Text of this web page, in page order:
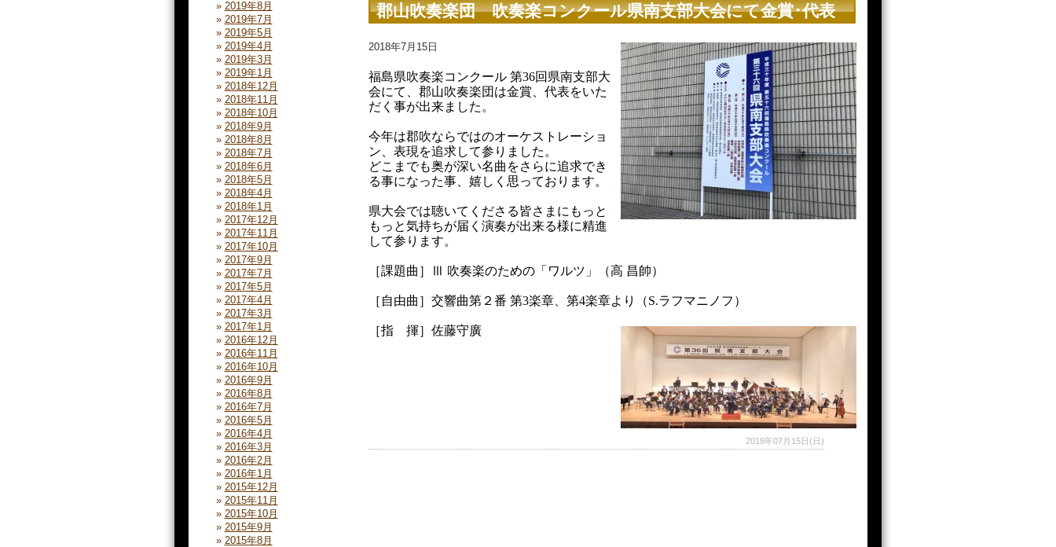
2019年8月
2019年7月
2019年5月
2019年4月
2019年3月
2019年1月
2018年12月
2018年11月
2018年10月
2018年9月
2018年8月
2018年7月
2018年6月
2018年5月
2018年4月
2018年1月
2017年12月
2017年11月
2017年10月
2017年9月
2017年7月
2017年5月
2017年4月
2017年3月
2017年1月
2016年12月
2016年11月
2016年10月
2016年9月
2016年8月
2016年7月
2016年5月
2016年4月
2016年3月
2016年2月
2016年1月
2015年12月
2015年11月
2015年10月
2015年9月
2015年8月
郡山吹奏楽団 吹奏楽コンクール県南支部大会にて金賞･代表
2018年7月15日
福島県吹奏楽コンクール 第36回県南支部大
会にて、郡山吹奏楽団は金賞、代表をいた
だく事が出来ました。
今年は郡吹ならではのオーケストレーショ
ン、表現を追求して参りました。
どこまでも奥が深い名曲をさらに追求でき
る事になった事、嬉しく思っております。
県大会では聴いてくださる皆さまにもっと
もっと気持ちが届く演奏が出来る様に精進
して参ります。
［課題曲］Ⅲ 吹奏楽のための「ワルツ」（高 昌帥）
［自由曲］交響曲第２番 第3楽章、第4楽章より（S.ラフマニノフ）
［指 揮］佐藤守廣
2018年07月15日(日)